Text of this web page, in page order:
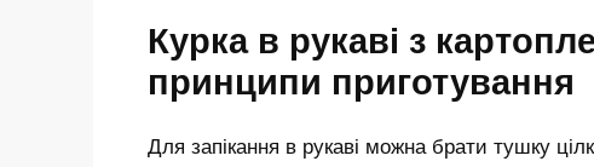
Курка в рукаві з
принципи приготування
Для запікання в рукаві можна брати тушку